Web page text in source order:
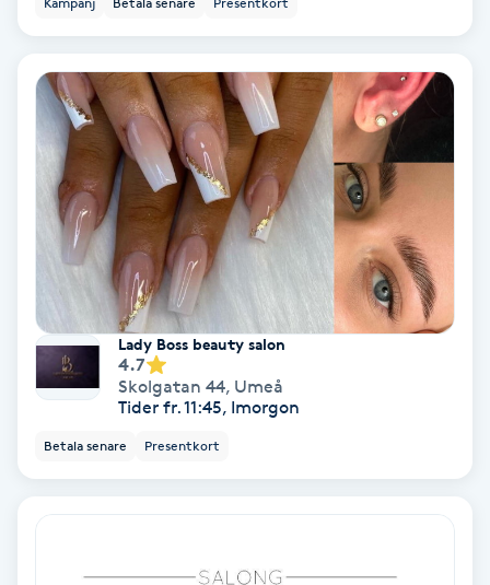
Babylights
Balayage
Bambumassage
Barber
Barnklippning
Blowout
Lady Boss beauty salon
4.7
Skolgatan 44, Umeå
Tider fr. 11:45, Imorgon
Betala senare Presentkort